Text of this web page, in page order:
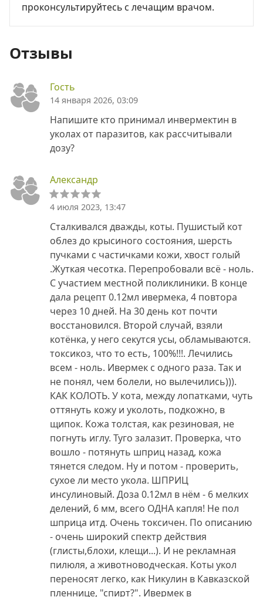
проконсультируйтесь с лечащим врачом.
Отзывы
Гость
14 января 2026, 03:09
Напишите кто принимал инвермектин в
уколах от паразитов, как рассчитывали
дозу?
Александр
4 июля 2023, 13:47
Сталкивался дважды, коты. Пушистый кот
облез до крысиного состояния, шерсть
пучками с частичками кожи, хвост голый
.Жуткая чесотка. Перепробовали всё - ноль.
С участием местной поликлиники. В конце
дала рецепт 0.12мл ивермека, 4 повтора
через 10 дней. На 30 день кот почти
восстановился. Второй случай, взяли
котёнка, у него секутся усы, обламываются.
токсикоз, что то есть, 100%!!!. Лечились
всем - ноль. Ивермек с одного раза. Так и
не понял, чем болели, но вылечились))).
КАК КОЛОТЬ. У кота, между лопатками, чуть
оттянуть кожу и уколоть, подкожно, в
щипок. Кожа толстая, как резиновая, не
погнуть иглу. Туго залазит. Проверка, что
вошло - потянуть шприц назад, кожа
тянется следом. Ну и потом - проверить,
сухое ли место укола. ШПРИЦ
инсулиновый. Доза 0.12мл в нём - 6 мелких
делений, 6 мм, всего ОДНА капля! Не пол
шприца итд. Очень токсичен. По описанию
- очень широкий спектр действия
(глисты,блохи, клещи...). И не рекламная
пилюля, а животноводческая. Коты укол
переносят легко, как Никулин в Кавказской
пленнице, "спирт?". Ивермек в